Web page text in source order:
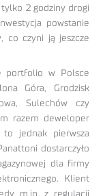
2 godziny drogi
powstanie
co czyni ją jeszcze
portfolio w Polsce
Góra, Grodzisk
Sulechów czy
razem deweloper
jednak pierwsza
dostarczyło
dla firmy
Klient